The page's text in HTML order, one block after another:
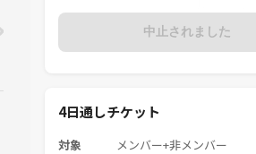
中止されました
4日通しチケット
対象 メンバー+非メンバー